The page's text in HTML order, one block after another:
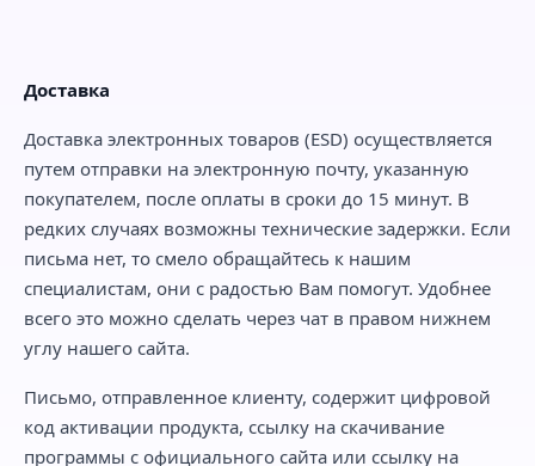
Доставка
Доставка электронных товаров (ESD) осуществляется
путем отправки на электронную почту, указанную
покупателем, после оплаты в сроки до 15 минут. В
редких случаях возможны технические задержки. Если
письма нет, то смело обращайтесь к нашим
специалистам, они с радостью Вам помогут. Удобнее
всего это можно сделать через чат в правом нижнем
углу нашего сайта.
Письмо, отправленное клиенту, содержит цифровой
код активации продукта, ссылку на скачивание
программы с официального сайта или ссылку на